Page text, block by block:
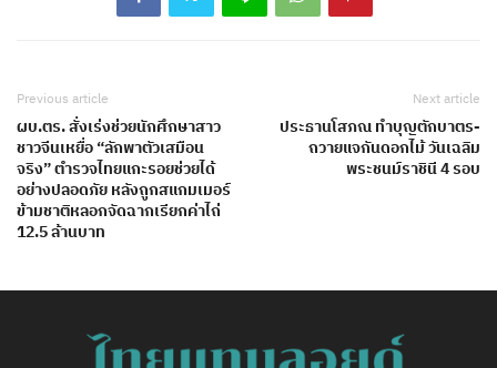
Previous article
ผบ.ตร. สั่งเร่งช่วยนักศึกษาสาว
ชาวจีนเหยื่อ “ลักพาตัวเสมือน
จริง” ตำรวจไทยแกะรอยช่วยได้
อย่างปลอดภัย หลังถูกสแกมเมอร์
ข้ามชาติหลอกจัดฉากเรียกค่าไถ่
12.5 ล้านบาท
Next article
ประธานโสภณ ทำบุญตักบาตร-
ถวายแจกันดอกไม้ วันเฉลิม
พระชนม์ราชินี 4 รอบ